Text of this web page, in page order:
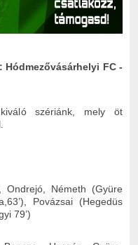
FC -
szériánk, mely öt
Ondrejó, Németh (Gyüre
Povázsai (Hegedüs
79’)